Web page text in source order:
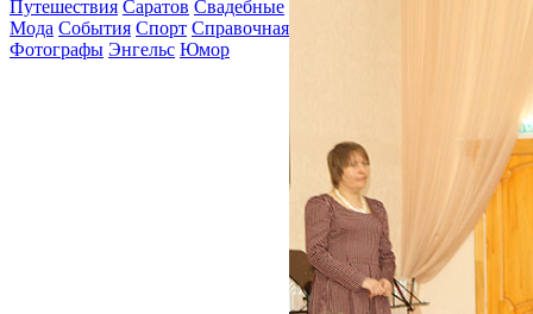
Путешествия Саратов Свадебные
Мода События Спорт Справочная
Фотографы Энгельс Юмор